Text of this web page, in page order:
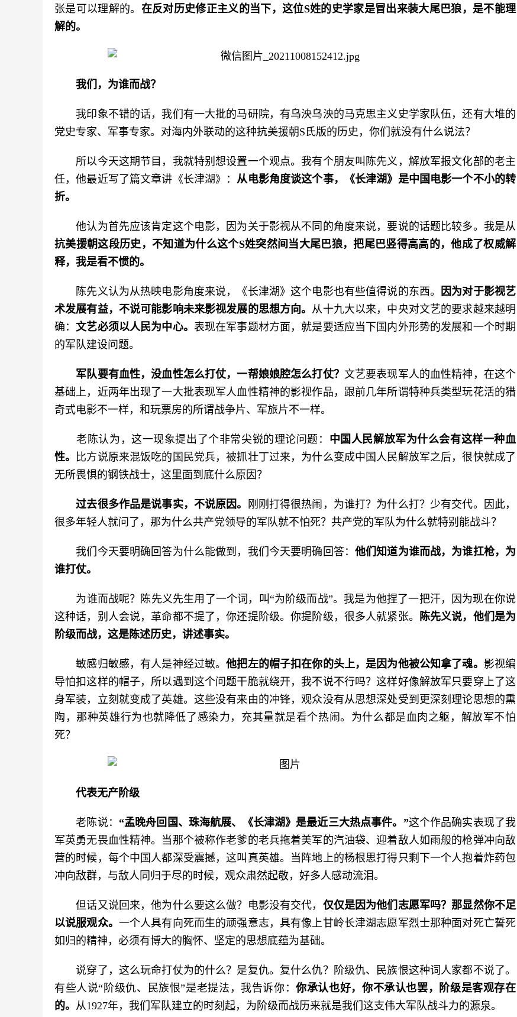
张是可以理解的。 在反对历史修正主义的当下，这位S姓的史学家是冒出来装大尾巴狼，是不能理
解的。
我们，为谁而战？
我印象不错的话，我们有一大批的马研院，有乌泱乌泱的马克思主义史学家队伍，还有大堆的
党史专家、军事专家。对海内外联动的这种抗美援朝S氏版的历史，你们就没有什么说法？
所以今天这期节目，我就特别想设置一个观点。我有个朋友叫陈先义，解放军报文化部的老主
任，他最近写了篇文章讲《长津湖》：从电影角度谈这个事，《长津湖》是中国电影一个不小的转
折。
他认为首先应该肯定这个电影，因为关于影视从不同的角度来说，要说的话题比较多。我是从
抗美援朝这段历史，不知道为什么这个S姓突然间当大尾巴狼，把尾巴竖得高高的，他成了权威解
释，我是看不惯的。
陈先义认为从热映电影角度来说，《长津湖》这个电影也有些值得说的东西。
因为对于影视艺
术发展有益，不说可能影响未来影视发展的思想方向。 从十九大以来，中央对文艺的要求越来越明
确：文艺必须以人民为中心。 表现在军事题材方面，就是要适应当下国内外形势的发展和一个时期
的军队建设问题。
军队要有血性，没血性怎么打仗，一帮娘娘腔怎么打仗？ 文艺要表现军人的血性精神，在这个
基础上，近两年出现了一大批表现军人血性精神的影视作品，跟前几年所谓特种兵类型玩花活的猎
奇式电影不一样，和玩票房的所谓战争片、军旅片不一样。
老陈认为，这一现象提出了个非常尖锐的理论问题： 中国人民解放军为什么会有这样一种血
性。 比方说原来混饭吃的国民党兵，被抓壮丁过来，为什么变成中国人民解放军之后，很快就成了
无所畏惧的钢铁战士，这里面到底什么原因？
过去很多作品是说事实，不说原因。
刚刚打得很热闹，为谁打？为什么打？少有交代。因此，
很多年轻人就问了，那为什么共产党领导的军队就不怕死？共产党的军队为什么就特别能战斗？
我们今天要明确回答为什么能做到，我们今天要明确回答： 他们知道为谁而战，为谁扛枪，为
谁打仗。
为谁而战呢？陈先义先生用了一个词，叫“为阶级而战”。我是为他捏了一把汗，因为现在你说
这种话，别人会说，革命都不提了，你还提阶级。你提阶级，很多人就紧张。
陈先义说，他们是为
阶级而战，这是陈述历史，讲述事实。
敏感归敏感，有人是神经过敏。他把左的帽子扣在你的头上，是因为他被公知拿了魂。 影视编
导怕扣这样的帽子，所以遇到这个问题干脆就绕开，我不说不行吗？这样好像解放军只要穿上了这
身军装，立刻就变成了英雄。这些没有来由的冲锋，观众没有从思想深处受到更深刻理论思想的熏
陶，那种英雄行为也就降低了感染力，充其量就是看个热闹。为什么都是血肉之躯，解放军不怕
死？
代表无产阶级
老陈说： “孟晚舟回国、珠海航展、《长津湖》是最近三大热点事件。 ”这个作品确实表现了我
军英勇无畏血性精神。当那个被称作老爹的老兵拖着美军的汽油袋、迎着敌人如雨般的枪弹冲向敌
营的时候，每个中国人都深受震撼，这叫真英雄。当阵地上的杨根思打得只剩下一个人抱着炸药包
冲向敌群，与敌人同归于尽的时候，观众肃然起敬，好多人感动流泪。
但话又说回来，他为什么要这么做？电影没有交代， 仅仅是因为他们志愿军吗？那显然你不足
以说服观众。 一个人具有向死而生的顽强意志，具有像上甘岭长津湖志愿军烈士那种面对死亡誓死
如归的精神，必须有博大的胸怀、坚定的思想底蕴为基础。
说穿了，这么玩命打仗为的什么？是复仇。复什么仇？阶级仇、民族恨这种词人家都不说了。
有些人说“阶级仇、民族恨”是老提法，我告诉你：你承认也好，你不承认也罢，阶级是客观存在
的。 从1927年，我们军队建立的时刻起，为阶级而战历来就是我们这支伟大军队战斗力的源泉。